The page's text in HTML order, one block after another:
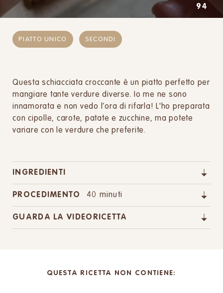
94
PIATTO UNICO SECONDI
Questa schiacciata croccante è un piatto perfetto per
mangiare tante verdure diverse. Io me ne sono
innamorata e non vedo l’ora di rifarla! L'ho preparata
con cipolle, carote, patate e zucchine, ma potete
variare con le verdure che preferite.
INGREDIENTI
PROCEDIMENTO 40 minuti
GUARDA LA VIDEORICETTA
QUESTA RICETTA NON CONTIENE: